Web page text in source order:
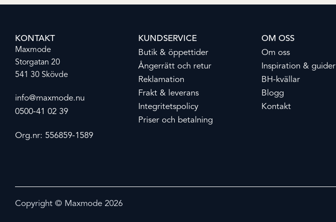
KONTAKT
Maxmode
Storgatan 20
541 30 Skövde
info@maxmode.nu
0500-41 02 39
Org.nr: 556859-1589
KUNDSERVICE
Butik & öppettider
Ångerrätt och retur
Reklamation
Frakt & leverans
Integritetspolicy
Priser och betalning
OM OSS
Om oss
Inspiration & guider
BH-kvällar
Blogg
Kontakt
Copyright © Maxmode 2026